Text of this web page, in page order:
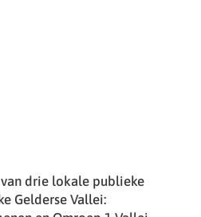
drie lokale publieke
Gelderse Vallei: